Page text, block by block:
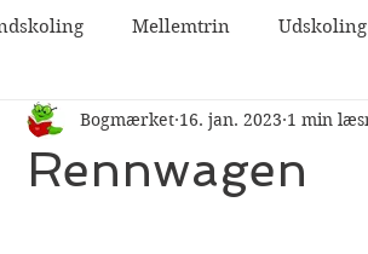
Mellemtrin Udskoling
2026
Rennwagen
Bogmærket 16. jan. 2023 1 min